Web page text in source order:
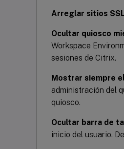
Arreglar sitios
Ocultar quiosco
Workspace
sesiones de Citrix.
Mostrar siempre
administración del
quiosco.
Ocultar barra de
inicio del usuario.